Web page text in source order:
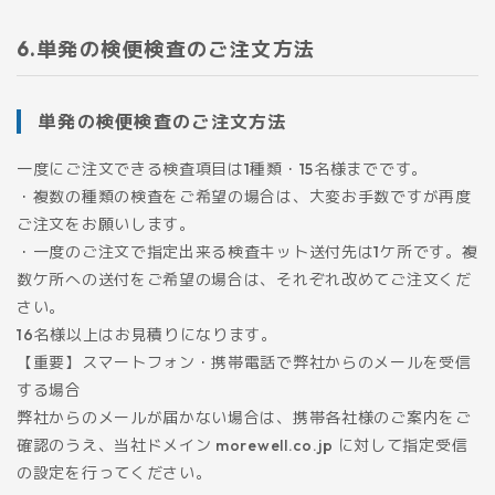
単発の検便検査のご注文方法
単発の検便検査のご注文方法
一度にご注文できる検査項目は1種類・15名様までです。
・複数の種類の検査をご希望の場合は、大変お手数ですが再度
ご注文をお願いします。
・一度のご注文で指定出来る検査キット送付先は1ケ所です。複
数ケ所への送付をご希望の場合は、それぞれ改めてご注文くだ
さい。
16名様以上はお見積りになります。
【重要】スマートフォン・携帯電話で弊社からのメールを受信
する場合
弊社からのメールが届かない場合は、携帯各社様のご案内をご
確認のうえ、当社ドメイン morewell.co.jp に対して指定受信
の設定を行ってください。